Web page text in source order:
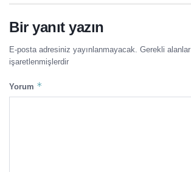
Bir yanıt yazın
E-posta adresiniz yayınlanmayacak. Gerekli alanlar
işaretlenmişlerdir
Yorum *